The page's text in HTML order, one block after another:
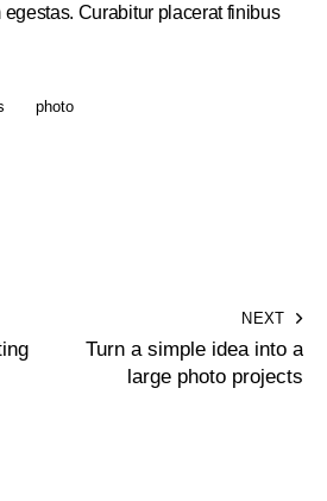
egestas. Curabitur placerat finibus
photo
NEXT
Turn a simple idea into a
large photo projects